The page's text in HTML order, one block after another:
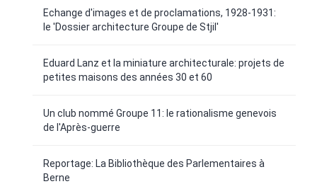
Echange d'images et de proclamations, 1928-1931:
le 'Dossier architecture Groupe de Stjil'
Eduard Lanz et la miniature architecturale: projets de
petites maisons des années 30 et 60
Un club nommé Groupe 11: le rationalisme genevois
de l'Après-guerre
Reportage: La Bibliothèque des Parlementaires à
Berne